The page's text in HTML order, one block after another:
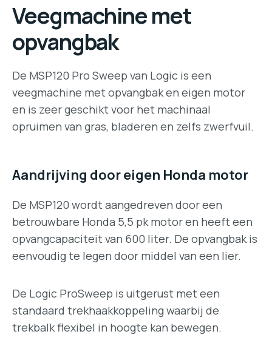
Veegmachine met
opvangbak
De MSP120 Pro Sweep van Logic is een
veegmachine met opvangbak en eigen motor
en is zeer geschikt voor het machinaal
opruimen van gras, bladeren en zelfs zwerfvuil.
Aandrijving door eigen Honda motor
De MSP120 wordt aangedreven door een
betrouwbare Honda 5,5 pk motor en heeft een
opvangcapaciteit van 600 liter. De opvangbak is
eenvoudig te legen door middel van een lier.
De Logic ProSweep is uitgerust met een
standaard trekhaakkoppeling waarbij de
trekbalk flexibel in hoogte kan bewegen.